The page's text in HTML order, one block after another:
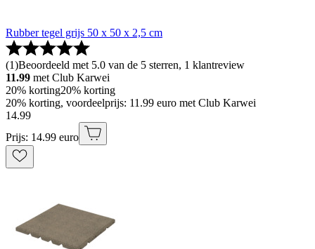
Rubber tegel grijs 50 x 50 x 2,5 cm
(1)Beoordeeld met 5.0 van de 5 sterren, 1 klantreview
11.99 met Club Karwei
20% korting20% korting
20% korting, voordeelprijs: 11.99 euro met Club Karwei
14.99
Prijs: 14.99 euro